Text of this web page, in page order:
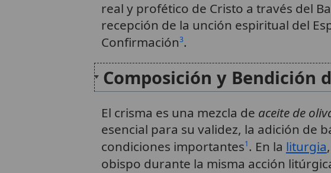
real y profético de Cristo a través del
recepción de la unción espiritual del
Confirmación3.
Composición y Bendición
El crisma es una mezcla de aceite de
esencial para su validez, la adición de
condiciones importantes1. En la liturgia
obispo durante la misma acción